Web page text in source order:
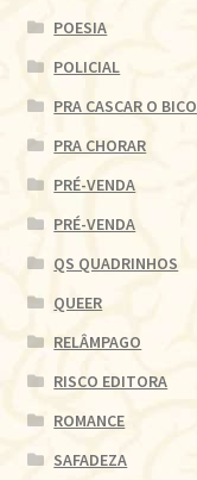
POESIA
POLICIAL
PRA CASCAR O BICO
PRA CHORAR
PRÉ-VENDA
PRÉ-VENDA
QS QUADRINHOS
QUEER
RELÂMPAGO
RISCO EDITORA
ROMANCE
SAFADEZA